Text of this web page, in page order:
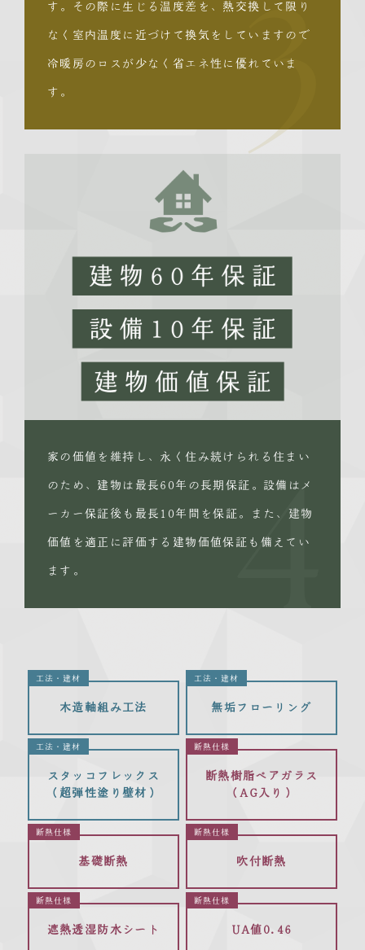
（税込 1,287万円～）
す。その際に生じる温度差を、熱交換して限り
なく室内温度に近づけて換気をしていますので
冷暖房のロスが少なく省エネ性に優れていま
す。 3
家の価値を維持し、永く住み続けられる住まい
のため、建物は最長60年の長期保証。設備はメ
ーカー保証後も最長10年間を保証。また、建物
価値を適正に評価する建物価値保証も備えてい
ます。 4
工法・建材
木造軸組み工法
工法・建材
無垢フローリング
工法・建材
スタッコフレックス
（超弾性塗り壁材）
断熱仕様
断熱樹脂ペアガラス
（AG入り）
断熱仕様
基礎断熱
断熱仕様
吹付断熱
断熱仕様
遮熱透湿防水シート
断熱仕様
UA値0.46